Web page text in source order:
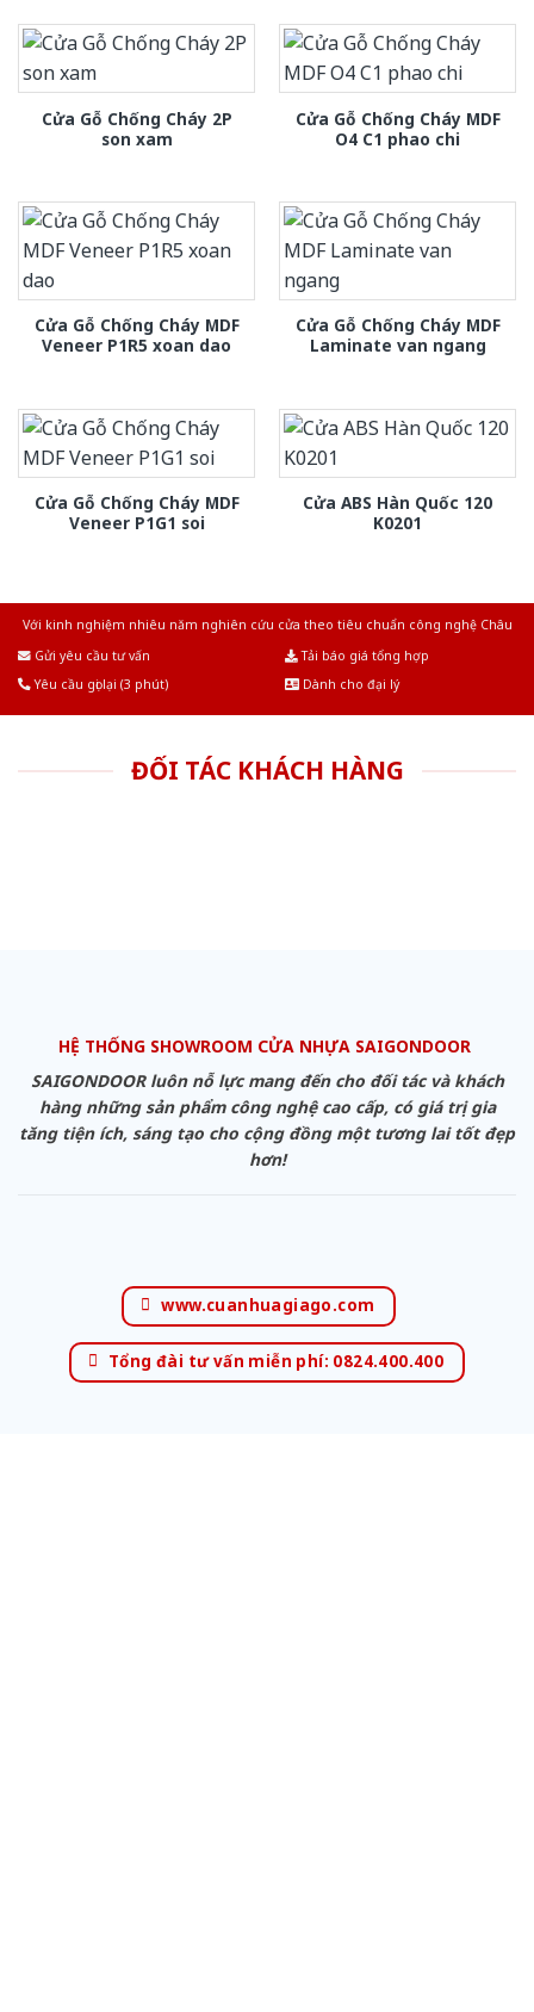
Cửa Gỗ Chống Cháy 2P
son xam
Cửa Gỗ Chống Cháy MDF
O4 C1 phao chi
Cửa Gỗ Chống Cháy MDF
Veneer P1R5 xoan dao
Cửa Gỗ Chống Cháy MDF
Laminate van ngang
Cửa Gỗ Chống Cháy MDF
Veneer P1G1 soi
Cửa ABS Hàn Quốc 120
K0201
Với kinh nghiệm nhiêu năm nghiên cứu cửa theo tiêu chuẩn công nghệ Châu
Gửi yêu cầu tư vấn
Tải báo giá tổng hợp
Yêu cầu gọi lại (3 phút)
Dành cho đại lý
ĐỐI TÁC KHÁCH HÀNG
HỆ THỐNG SHOWROOM CỬA NHỰA SAIGONDOOR
SAIGONDOOR luôn nỗ lực mang đến cho đối tác và khách
hàng những sản phẩm công nghệ cao cấp, có giá trị gia
tăng tiện ích, sáng tạo cho cộng đồng một tương lai tốt đẹp
hơn!
www.cuanhuagiago.com
Tổng đài tư vấn miễn phí: 0824.400.400